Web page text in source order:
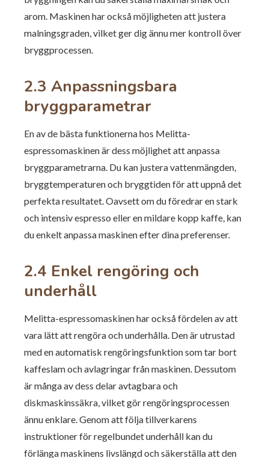
arom. Maskinen har också möjligheten att justera
malningsgraden, vilket ger dig ännu mer kontroll över
bryggprocessen.
2.3 Anpassningsbara
bryggparametrar
En av de bästa funktionerna hos Melitta-
espressomaskinen är dess möjlighet att anpassa
bryggparametrarna. Du kan justera vattenmängden,
bryggtemperaturen och bryggtiden för att uppnå det
perfekta resultatet. Oavsett om du föredrar en stark
och intensiv espresso eller en mildare kopp kaffe, kan
du enkelt anpassa maskinen efter dina preferenser.
2.4 Enkel rengöring och
underhåll
Melitta-espressomaskinen har också fördelen av att
vara lätt att rengöra och underhålla. Den är utrustad
med en automatisk rengöringsfunktion som tar bort
kaffeslam och avlagringar från maskinen. Dessutom
är många av dess delar avtagbara och
diskmaskinssäkra, vilket gör rengöringsprocessen
ännu enklare. Genom att följa tillverkarens
instruktioner för regelbundet underhåll kan du
förlänga maskinens livslängd och säkerställa att den